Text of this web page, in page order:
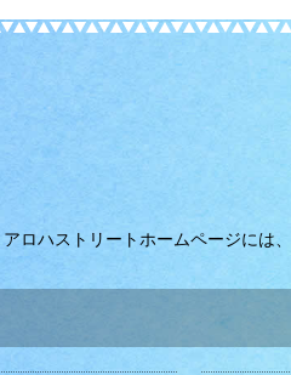
アロハストリートホームページには、